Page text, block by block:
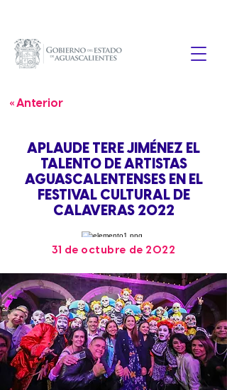
« Anterior
APLAUDE TERE JIMÉNEZ EL
TALENTO DE ARTISTAS
AGUASCALENTENSES EN EL
FESTIVAL CULTURAL DE
CALAVERAS 2022
31 de octubre de 2022